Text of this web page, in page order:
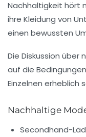
Nachhaltigkeit hört
ihre Kleidung von
einen bewussten
Die Diskussion
auf die
Einzelnen erheblich
Nachhaltige
Secondhand-